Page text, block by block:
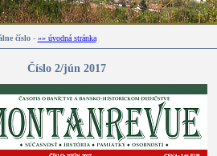
číslo- »» úvodná stránka
Číslo 2/jún 2017